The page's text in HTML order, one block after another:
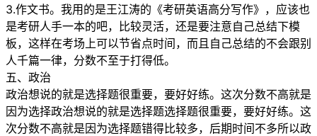
3.作文书。我用的是王江涛的《考研英语高分写作》，应该也
是考研人手一本的吧，比较灵活，还是要注意自己总结下模
板，这样在考场上可以节省点时间，而且自己总结的不会跟别
人千篇一律，分数不至于打得低。
五、政治
政治想说的就是选择题很重要，要好好练。这次分数不高就是
因为选择政治想说的就是选择题选择题很重要，要好好练。这
次分数不高就是因为选择题错得比较多，后期时间不多所以政